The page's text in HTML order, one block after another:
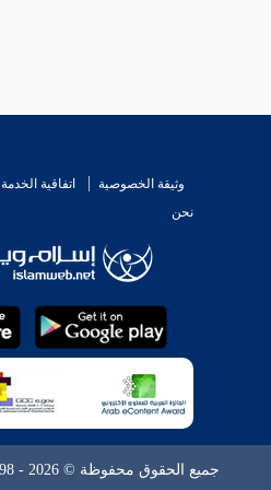
وثيقة الخصوصية اتفاقية الخدمة
نحن
جميع الحقوق محفوظة © 2026 - 1998 لشبكة إسلام ويب